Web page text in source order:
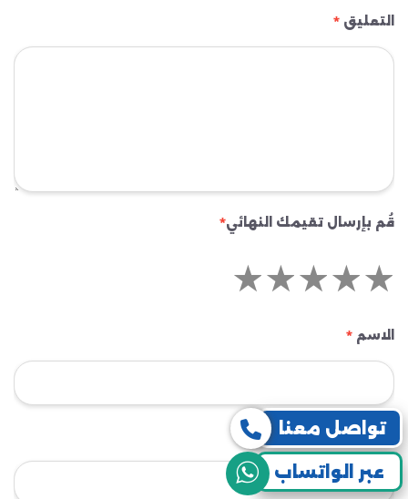
التعليق *
قُم بإرسال تقيمك النهائي*
الاسم *
البريد الإلكتروني*
تواصل معنا
عبر الواتساب